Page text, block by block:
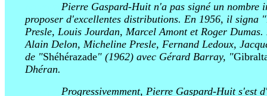
Pierre Gaspard-Huit n'a pas signé un
proposer d'excellentes distributions. En 1956, il signa "
Presle, Louis Jourdan, Marcel Amont et Roger
Alain Delon, Micheline Presle, Fernand Ledoux,
de "Shéhérazade" (1962) avec Gérard Barray, "
Dhéran.
Progressivemment, Pierre Gaspard-Huit s'est